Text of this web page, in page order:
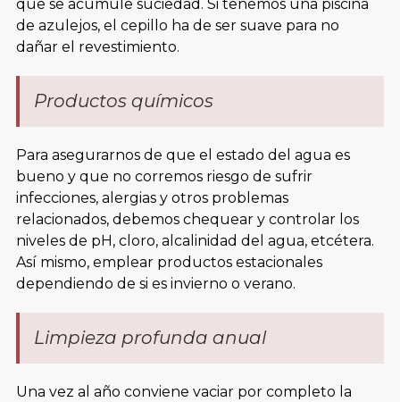
que se acumule suciedad. Si tenemos una piscina
de azulejos, el cepillo ha de ser suave para no
dañar el revestimiento.
Productos químicos
Para asegurarnos de que el estado del agua es
bueno y que no corremos riesgo de sufrir
infecciones, alergias y otros problemas
relacionados, debemos chequear y controlar los
niveles de pH, cloro, alcalinidad del agua, etcétera.
Así mismo, emplear productos estacionales
dependiendo de si es invierno o verano.
Limpieza profunda anual
Una vez al año conviene vaciar por completo la